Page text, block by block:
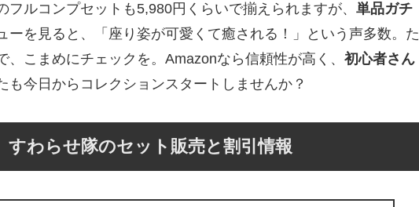
ルコンプセットも5,980円くらいで揃えられますが、 単品ガチ
ーを見ると、「座り姿が可愛くて癒される！」という声多数。た
、こまめにチェックを。Amazonなら信頼性が高く、 初心者さん
も今日からコレクションスタートしませんか？
すわらせ隊のセット販売と割引情報